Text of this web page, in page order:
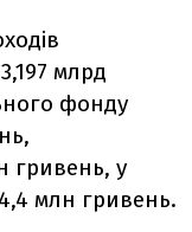
млрд
фонду
гривень, у
млн гривень.